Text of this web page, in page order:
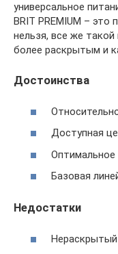
универсальное
BRIT PREMIUM – это
нельзя, все же
более раскрытым и
Достоинства
Доступная
Базовая
Недостатки
Нераскрытый